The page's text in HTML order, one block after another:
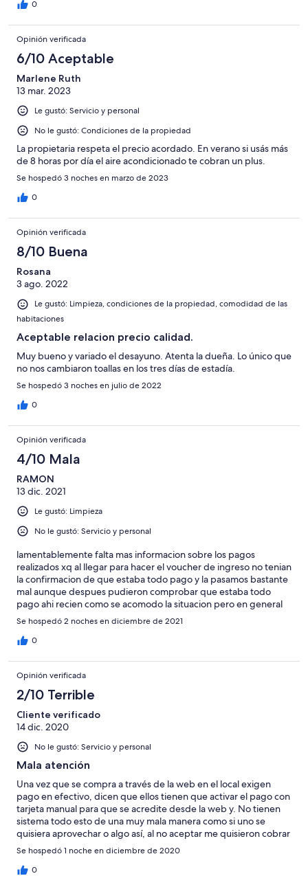
0
Opinión verificada
6/10 Aceptable
Marlene Ruth
13 mar. 2023
Le gustó: Servicio y personal
No le gustó: Condiciones de la propiedad
La propietaria respeta el precio acordado. En verano si usás más
de 8 horas por día el aire acondicionado te cobran un plus.
Se hospedó 3 noches en marzo de 2023
0
Opinión verificada
8/10 Buena
Rosana
3 ago. 2022
Le gustó: Limpieza, condiciones de la propiedad, comodidad de las
habitaciones
Aceptable relacion precio calidad.
Muy bueno y variado el desayuno. Atenta la dueña. Lo único que
no nos cambiaron toallas en los tres días de estadía.
Se hospedó 3 noches en julio de 2022
0
Opinión verificada
4/10 Mala
RAMON
13 dic. 2021
Le gustó: Limpieza
No le gustó: Servicio y personal
lamentablemente falta mas informacion sobre los pagos
realizados xq al llegar para hacer el voucher de ingreso no tenian
la confirmacion de que estaba todo pago y la pasamos bastante
mal aunque despues pudieron comprobar que estaba todo
pago ahi recien como se acomodo la situacion pero en general
como era nuestra primera experiencia con este tipo de reserva
nos que nos dejo un poco con dudas para la proxima ves que
quisieramos hacer de nuevo una reserva
Se hospedó 2 noches en diciembre de 2021
0
Opinión verificada
2/10 Terrible
Cliente verificado
14 dic. 2020
No le gustó: Servicio y personal
Mala atención
Una vez que se compra a través de la web en el local exigen
pago en efectivo, dicen que ellos tienen que activar el pago con
tarjeta manual para que se acredite desde la web y. No tienen
sistema todo esto de una muy mala manera como si uno se
quisiera aprovechar o algo así, al no aceptar me quisieron cobrar
por no adquirir una habitación como una especie de multa , una
locura
Se hospedó 1 noche en diciembre de 2020
0